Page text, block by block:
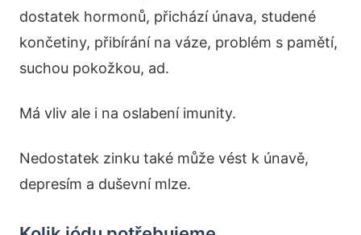
dostatek hormonů, přichází únava, studené
končetiny, přibírání na váze, problém s pamětí,
suchou pokožkou, ad.
Má vliv ale i na oslabení imunity.
Nedostatek zinku také může vést k únavě,
depresím a duševní mlze.